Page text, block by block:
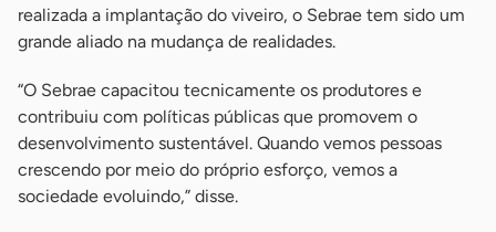
realizada a implantação do viveiro, o Sebrae tem sido um
grande aliado na mudança de realidades.
“O Sebrae capacitou tecnicamente os produtores e
contribuiu com políticas públicas que promovem o
desenvolvimento sustentável. Quando vemos pessoas
crescendo por meio do próprio esforço, vemos a
sociedade evoluindo,” disse.